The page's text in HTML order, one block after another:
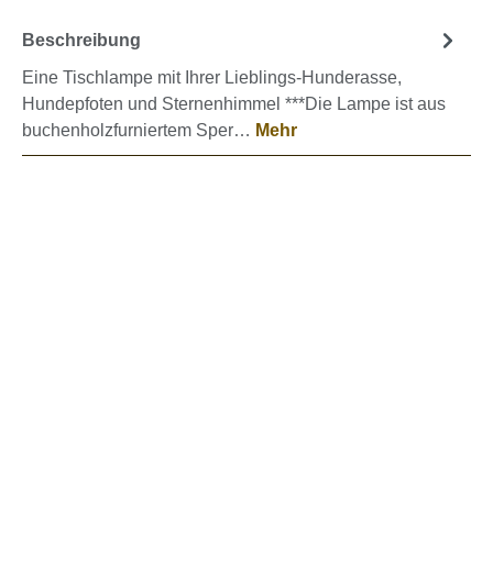
Beschreibung
Eine Tischlampe mit Ihrer Lieblings-Hunderasse,
Hundepfoten und Sternenhimmel ***Die Lampe ist aus
buchenholzfurniertem Sper… Mehr